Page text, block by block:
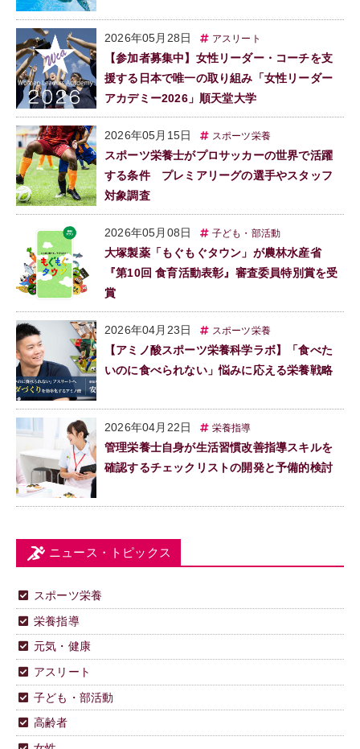
2026年05月28日 アスリート
【参加者募集中】女性リーダー・コーチを支
援する日本で唯一の取り組み「女性リーダー
アカデミー2026」順天堂大学
2026年05月15日 スポーツ栄養
スポーツ栄養士がプロサッカーの世界で活躍
する条件 プレミアリーグの選手やスタッフ
対象調査
2026年05月08日 子ども・部活動
大塚製薬「もぐもぐタウン」が農林水産省
『第10回 食育活動表彰』審査委員特別賞を受
賞
2026年04月23日 スポーツ栄養
【アミノ酸スポーツ栄養科学ラボ】「食べた
いのに食べられない」悩みに応える栄養戦略
2026年04月22日 栄養指導
管理栄養士自身が生活習慣改善指導スキルを
確認するチェックリストの開発と予備的検討
ニュース・トピックス
スポーツ栄養
栄養指導
元気・健康
アスリート
子ども・部活動
高齢者